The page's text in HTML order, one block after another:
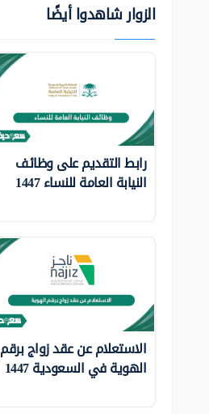
الزوار شاهدوا أيضًا
رابط التقديم على وظائف
النيابة العامة للنساء 1447
الاستعلام عن عقد زواج برقم
الهوية في السعودية 1447